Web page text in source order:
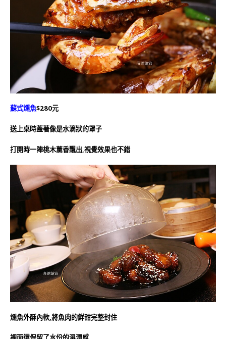
蘇式燻魚$280元
送上桌時蓋著像是水滴狀的罩子
打開時一陣桃木薰香飄出,視覺效果也不錯
燻魚外酥內軟,將魚肉的鮮甜完整封住